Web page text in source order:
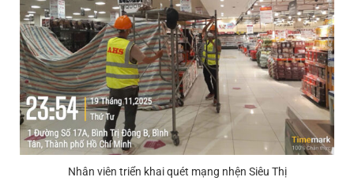
Nhân viên triển khai quét mạng nhện Siêu Thị